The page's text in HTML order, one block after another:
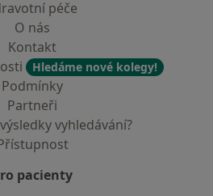
péče
O nás
Kontakt
Hledáme nové kolegy!
Podmínky
Partneři
vyhledávání?
pacienty